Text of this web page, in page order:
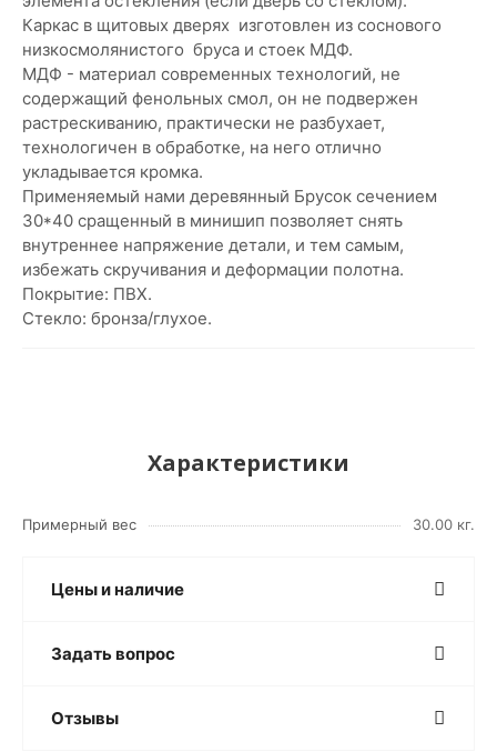
Каркас в щитовых дверях изготовлен из соснового
низкосмолянистого бруса и стоек МДФ.
МДФ - материал современных технологий, не
содержащий фенольных смол, он не подвержен
растрескиванию, практически не разбухает,
технологичен в обработке, на него отлично
укладывается кромка.
Применяемый нами деревянный Брусок сечением
30*40 сращенный в минишип позволяет снять
внутреннее напряжение детали, и тем самым,
избежать скручивания и деформации полотна.
Покрытие: ПВХ.
Стекло: бронза/глухое.
Характеристики
Примерный вес 30.00 кг.
Цены и наличие
Задать вопрос
Отзывы